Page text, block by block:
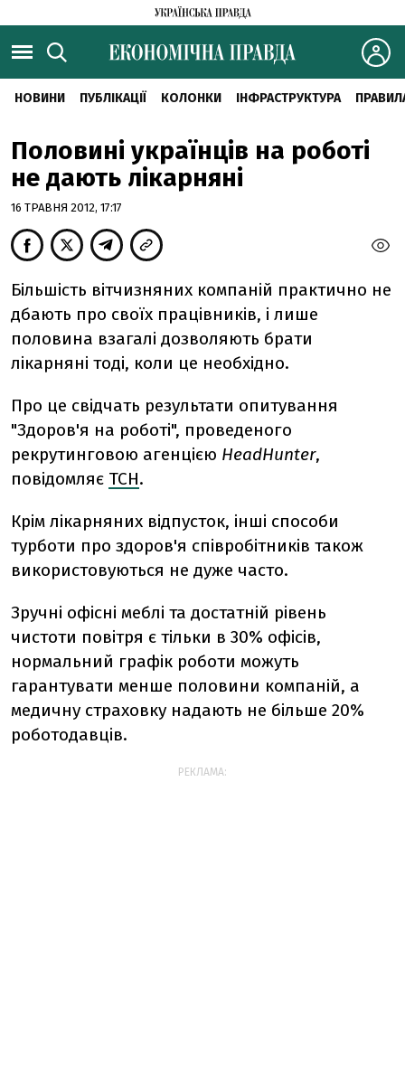
НОВИНИ ПУБЛІКАЦІЇ КОЛОНКИ ІНФРАСТРУКТУРА
Половині українців на роботі
не дають лікарняні
16 ТРАВНЯ 2012, 17:17
Більшість вітчизняних компаній практично не
дбають про своїх працівників, і лише
половина взагалі дозволяють брати
лікарняні тоді, коли це необхідно.
Про це свідчать результати опитування
"Здоров'я на роботі", проведеного
рекрутинговою агенцією HeadHunter,
повідомляє ТСН.
Крім лікарняних відпусток, інші способи
турботи про здоров'я співробітників також
використовуються не дуже часто.
Зручні офісні меблі та достатній рівень
чистоти повітря є тільки в 30% офісів,
нормальний графік роботи можуть
гарантувати менше половини компаній, а
медичну страховку надають не більше 20%
роботодавців.
РЕКЛАМА: